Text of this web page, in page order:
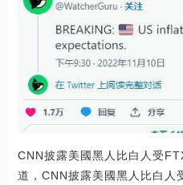
CNN披露美國黑人比白人受
道，CNN披露美國黑人比白人